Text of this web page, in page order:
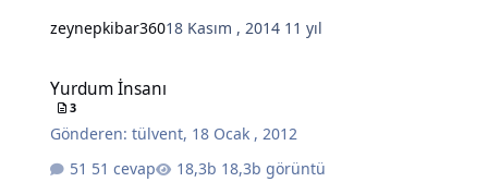
zeynepkibar36018 Kasım , 2014 11 yıl
Yurdum İnsanı
3
Gönderen:tülvent, 18 Ocak , 2012
51 cevap
18,3b görüntü